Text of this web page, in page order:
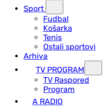
Sport
Fudbal
Košarka
Tenis
Ostali sportovi
Arhiva
TV PROGRAM
ТV Raspored
Program
A RADIO